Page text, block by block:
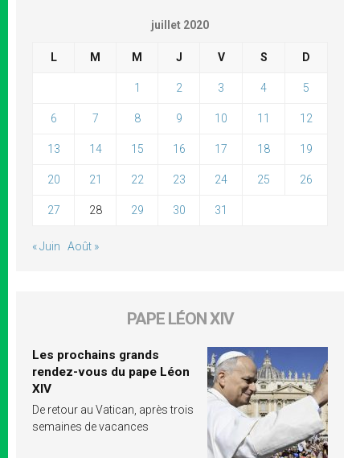
juillet 2020
L M M J V S D
1 2 3 4 5
6 7 8 9 10 11 12
13 14 15 16 17 18 19
20 21 22 23 24 25 26
27 28 29 30 31
« Juin Août »
PAPE LÉON XIV
Les prochains grands
rendez-vous du pape Léon
XIV
De retour au Vatican, après trois
semaines de vacances